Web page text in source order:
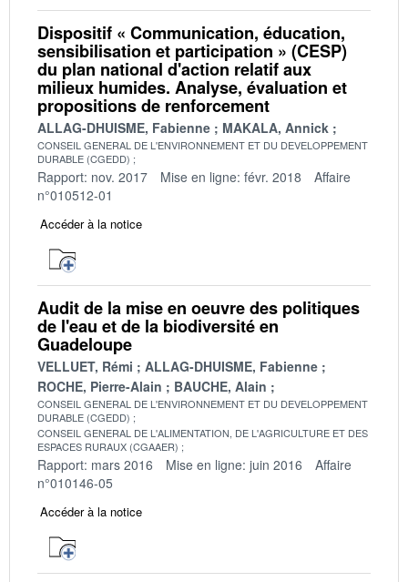
Dispositif « Communication, éducation,
sensibilisation et participation » (CESP)
du plan national d'action relatif aux
milieux humides. Analyse, évaluation et
propositions de renforcement
ALLAG-DHUISME, Fabienne MAKALA, Annick
CONSEIL GENERAL DE L'ENVIRONNEMENT ET DU DEVELOPPEMENT
DURABLE (CGEDD)
Rapport: nov. 2017 Mise en ligne: févr. 2018
Affaire
n°010512-01
Accéder à la notice
Audit de la mise en oeuvre des politiques
de l'eau et de la biodiversité en
Guadeloupe
VELLUET, Rémi
ALLAG-DHUISME, Fabienne
ROCHE, Pierre-Alain
BAUCHE, Alain
CONSEIL GENERAL DE L'ENVIRONNEMENT ET DU DEVELOPPEMENT
DURABLE (CGEDD)
CONSEIL GENERAL DE L'ALIMENTATION, DE L'AGRICULTURE ET DES
ESPACES RURAUX (CGAAER)
Rapport: mars 2016 Mise en ligne: juin 2016
Affaire
n°010146-05
Accéder à la notice